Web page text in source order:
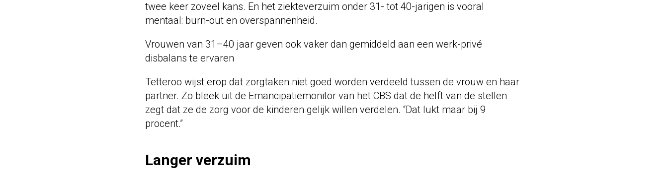
twee keer zoveel kans. En het ziekteverzuim onder 31- tot 40-jarigen is vooral
mentaal: burn-out en overspannenheid.
Vrouwen van 31–40 jaar geven ook vaker dan gemiddeld aan een werk-privé
disbalans te ervaren
Tetteroo wijst erop dat zorgtaken niet goed worden verdeeld tussen de vrouw en haar
partner. Zo bleek uit de Emancipatiemonitor van het CBS dat de helft van de stellen
zegt dat ze de zorg voor de kinderen gelijk willen verdelen. “Dat lukt maar bij 9
procent.”
Langer verzuim